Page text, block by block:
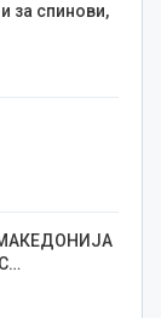
за спинови,